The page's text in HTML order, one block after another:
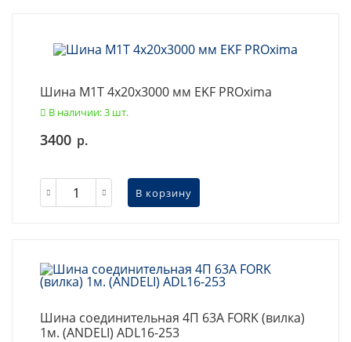
Шина М1T 4х20х3000 мм EKF PROxima
В наличии: 3 шт.
3400 р.
В корзину
Шина соединительная 4П 63A FORK (вилка)
1м. (ANDELI) ADL16-253